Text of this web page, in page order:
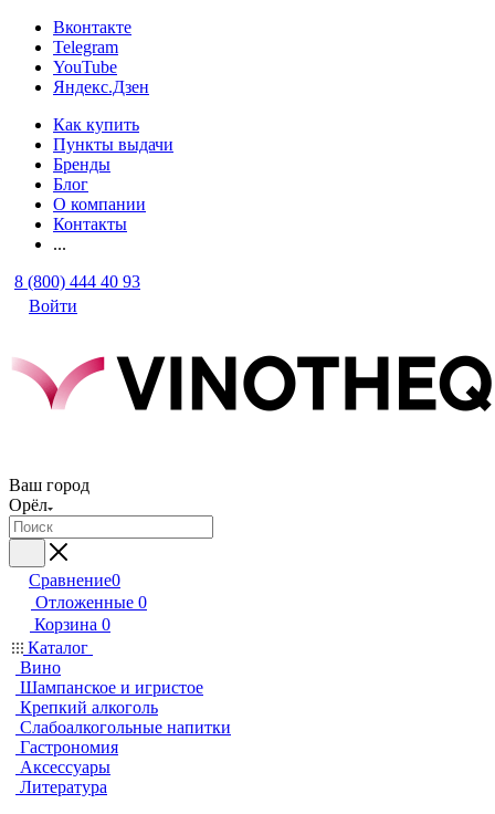
Вконтакте
Telegram
YouTube
Яндекс.Дзен
Как купить
Пункты выдачи
Бренды
Блог
О компании
Контакты
...
8 (800) 444 40 93
Войти
Ваш город
Орёл
Сравнение0
Отложенные 0
Корзина 0
Каталог
Вино
Шампанское и игристое
Крепкий алкоголь
Слабоалкогольные напитки
Гастрономия
Аксессуары
Литература